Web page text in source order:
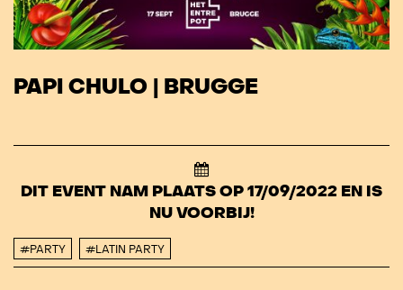
PAPI CHULO | BRUGGE
DIT EVENT NAM PLAATS OP 17/09/2022 EN IS
NU VOORBIJ!
#PARTY #LATIN PARTY